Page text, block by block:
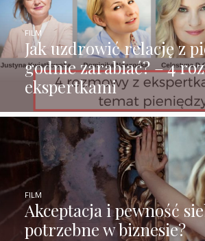
Jak uzdrowić relację z
godnie zarabiać? – 4
ekspertkami
FILM
Akceptacja i pewność
potrzebne w biznesie?
FILM